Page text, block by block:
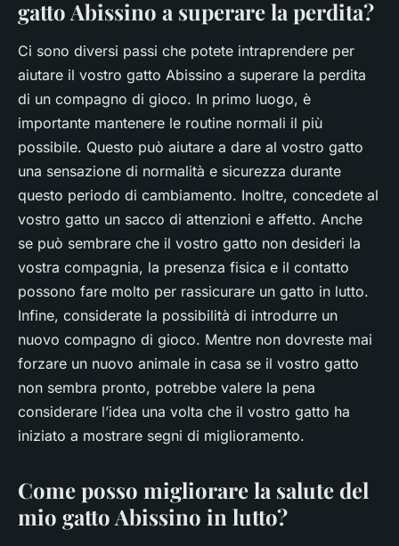
gatto Abissino a superare la perdita?
Ci sono diversi passi che potete intraprendere per
aiutare il vostro gatto Abissino a superare la perdita
di un compagno di gioco. In primo luogo, è
importante mantenere le routine normali il più
possibile. Questo può aiutare a dare al vostro gatto
una sensazione di normalità e sicurezza durante
questo periodo di cambiamento. Inoltre, concedete al
vostro gatto un sacco di attenzioni e affetto. Anche
se può sembrare che il vostro gatto non desideri la
vostra compagnia, la presenza fisica e il contatto
possono fare molto per rassicurare un gatto in lutto.
Infine, considerate la possibilità di introdurre un
nuovo compagno di gioco. Mentre non dovreste mai
forzare un nuovo animale in casa se il vostro gatto
non sembra pronto, potrebbe valere la pena
considerare l’idea una volta che il vostro gatto ha
iniziato a mostrare segni di miglioramento.
Come posso migliorare la salute del
mio gatto Abissino in lutto?